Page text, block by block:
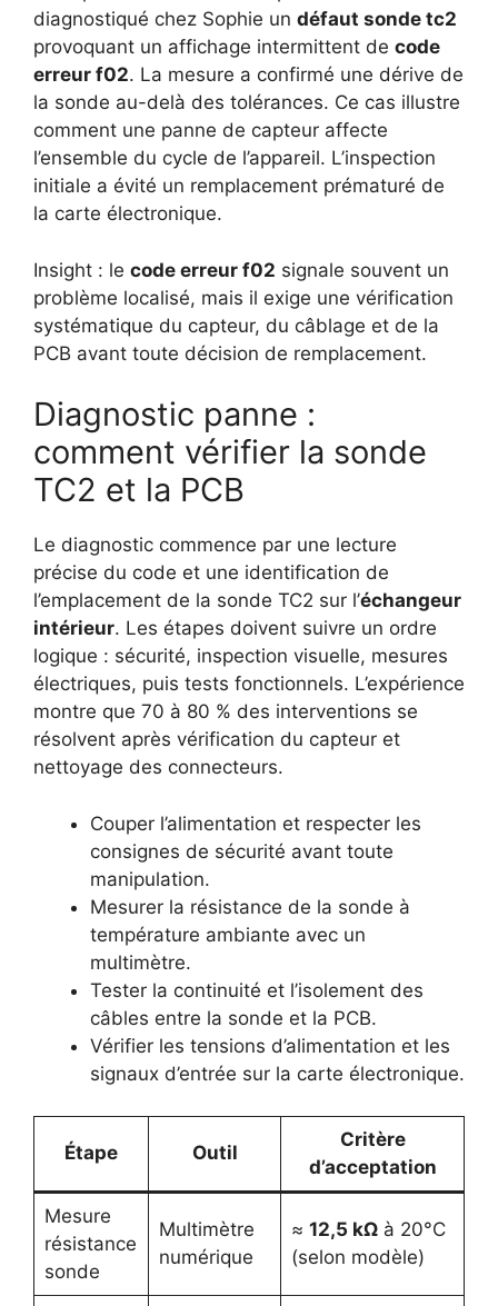
diagnostiqué chez Sophie un défaut sonde tc2
provoquant un affichage intermittent de code
erreur f02. La mesure a confirmé une dérive de
la sonde au-delà des tolérances. Ce cas illustre
comment une panne de capteur affecte
l’ensemble du cycle de l’appareil. L’inspection
initiale a évité un remplacement prématuré de
la carte électronique.
Insight : le code erreur f02 signale souvent un
problème localisé, mais il exige une vérification
systématique du capteur, du câblage et de la
PCB avant toute décision de remplacement.
Diagnostic panne :
comment vérifier la sonde
TC2 et la PCB
Le diagnostic commence par une lecture
précise du code et une identification de
l’emplacement de la sonde TC2 sur l’échangeur
intérieur. Les étapes doivent suivre un ordre
logique : sécurité, inspection visuelle, mesures
électriques, puis tests fonctionnels. L’expérience
montre que 70 à 80 % des interventions se
résolvent après vérification du capteur et
nettoyage des connecteurs.
Couper l’alimentation et respecter les
consignes de sécurité avant toute
manipulation.
Mesurer la résistance de la sonde à
température ambiante avec un
multimètre.
Tester la continuité et l’isolement des
câbles entre la sonde et la PCB.
Vérifier les tensions d’alimentation et les
signaux d’entrée sur la carte électronique.
Étape Outil
Critère
d’acceptation
Mesure
résistance
sonde
Multimètre
numérique
≈ 12,5 kΩà 20°C
(selon modèle)